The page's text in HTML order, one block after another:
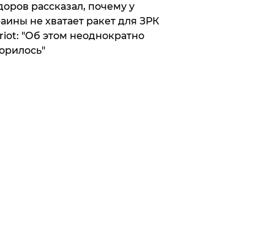
рассказал, почему у
не хватает ракет для ЗРК
"Об этом неоднократно